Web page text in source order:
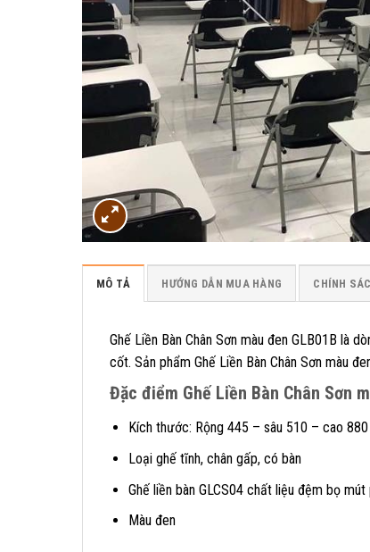
MÔ TẢ HƯỚNG DẪN MUA HÀNG CHÍNH
Ghế Liền Bàn Chân Sơn màu đen GLB01B là
cốt. Sản phẩm Ghế Liền Bàn Chân Sơn màu
Đặc điểm Ghế Liền Bàn Chân Sơn
Kích thước: Rộng 445 – sâu 510 – cao 880
Loại ghế tĩnh, chân gấp, có bàn
Ghế liền bàn GLCS04 chất liệu đệm bọ
Màu đen